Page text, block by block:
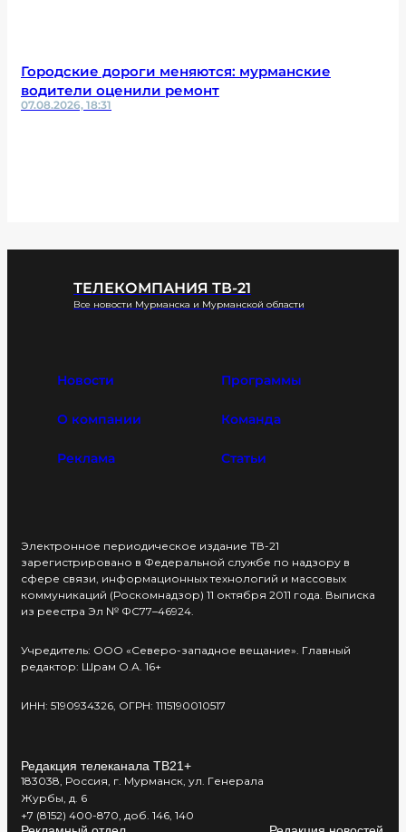
Городские дороги меняются: мурманские
водители оценили ремонт
07.08.2026, 18:31
ТЕЛЕКОМПАНИЯ ТВ-21
Все новости Мурманска и Мурманской области
Новости Программы
О компании Команда
Реклама Статьи
Электронное периодическое издание ТВ-21
зарегистрировано в Федеральной службе по надзору в
сфере связи, информационных технологий и массовых
коммуникаций (Роскомнадзор) 11 октября 2011 года. Выписка
из реестра Эл № ФС77–46924.
Учредитель: ООО «Северо-западное вещание». Главный
редактор: Шрам О.А. 16+
ИНН: 5190934326, ОГРН: 1115190010517
Редакция телеканала ТВ21+
183038, Россия, г. Мурманск, ул. Генерала
Журбы, д. 6
+7 (8152) 400-870, доб. 146, 140